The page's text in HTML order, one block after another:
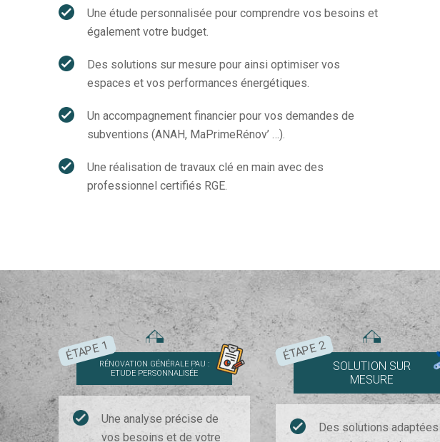
Une étude personnalisée pour comprendre vos besoins et
également votre budget.
Des solutions sur mesure pour ainsi optimiser vos
espaces et vos performances énergétiques.
Un accompagnement financier pour vos demandes de
subventions (ANAH, MaPrimeRénov’ …).
Une réalisation de travaux clé en main avec des
professionnel certifiés RGE.
ÉTAPE 1
RÉNOVATION GÉNÉRALE PAU :
ETUDE PERSONNALISÉE
Une analyse précise de
vos besoins et de votre
ÉTAPE 2
SOLUTION SUR
MESURE
Des solutions adaptées